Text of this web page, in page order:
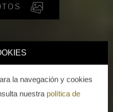
la navegación y cookies
nuestra política de